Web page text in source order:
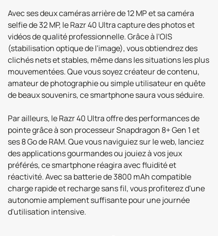
Avec ses deux caméras arrière de 12 MP et sa caméra
selfie de 32 MP, le Razr 40 Ultra capture des photos et
vidéos de qualité professionnelle. Grâce à l'OIS
(stabilisation optique de l'image), vous obtiendrez des
clichés nets et stables, même dans les situations les plus
mouvementées. Que vous soyez créateur de contenu,
amateur de photographie ou simple utilisateur en quête
de beaux souvenirs, ce smartphone saura vous séduire.
Par ailleurs, le Razr 40 Ultra offre des performances de
pointe grâce à son processeur Snapdragon 8+ Gen 1 et
ses 8 Go de RAM. Que vous naviguiez sur le web, lanciez
des applications gourmandes ou jouiez à vos jeux
préférés, ce smartphone réagira avec fluidité et
réactivité. Avec sa batterie de 3800 mAh compatible
charge rapide et recharge sans fil, vous profiterez d'une
autonomie amplement suffisante pour une journée
d'utilisation intensive.